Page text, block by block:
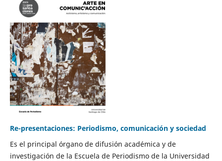
Re-presentaciones: Periodismo, comunicación y sociedad
Es el principal órgano de difusión académica y de
investigación de la Escuela de Periodismo de la Universidad